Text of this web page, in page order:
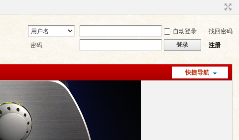
自动登录
找回密码
密码
登录 注册
快捷导航